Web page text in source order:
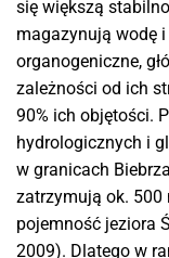
się większą
magazynują wodę
organogeniczne,
zależności od ich
90% ich objętości.
hydrologicznych i
w granicach
zatrzymują ok. 500
pojemność jeziora
2009). Dlatego w